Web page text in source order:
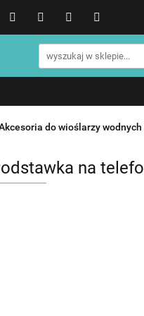
Informacje
do wioślarzy wodnych
na